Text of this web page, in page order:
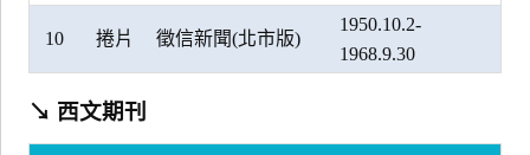
10 捲片 徵信新聞(北市版)
1950.10.2-
1968.9.30
↘ 西文期刊